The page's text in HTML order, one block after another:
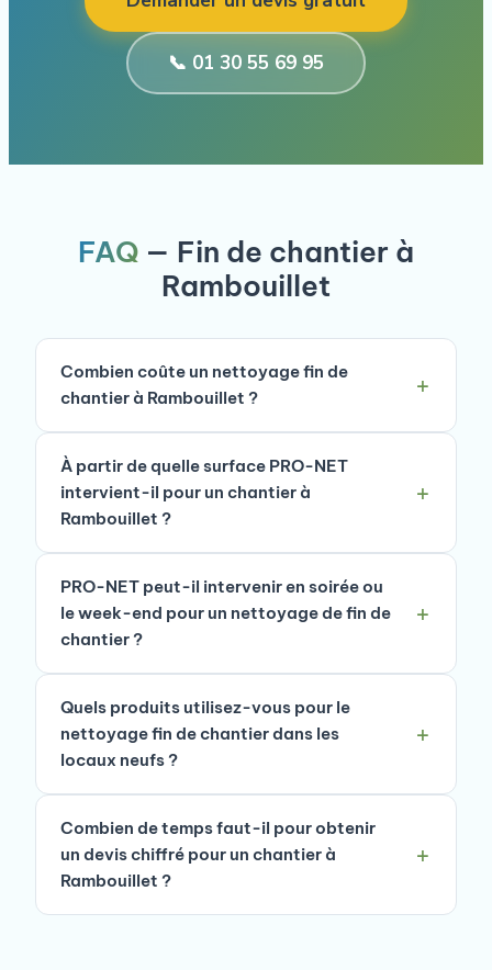
📞 01 30 55 69 95
FAQ — Fin de chantier à
Rambouillet
Combien coûte un nettoyage fin de
chantier à Rambouillet ?
À partir de quelle surface PRO-NET
intervient-il pour un chantier à
Rambouillet ?
PRO-NET peut-il intervenir en soirée ou
le week-end pour un nettoyage de fin de
chantier ?
Quels produits utilisez-vous pour le
nettoyage fin de chantier dans les
locaux neufs ?
Combien de temps faut-il pour obtenir
un devis chiffré pour un chantier à
Rambouillet ?